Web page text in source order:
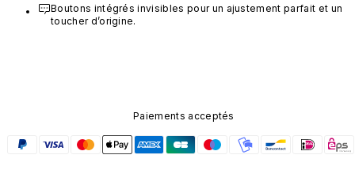
Boutons intégrés invisibles pour un ajustement parfait et un
toucher d’origine.
Paiements acceptés